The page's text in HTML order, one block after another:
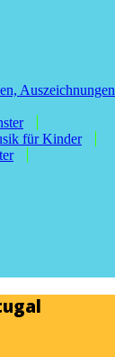
Auszeichnungen
für Kinder